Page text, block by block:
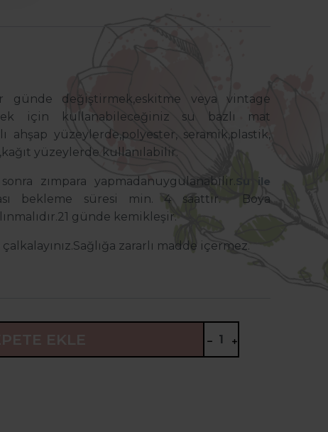
günde değiştirmek,eskitme veya vintage
için kullanabileceğiniz su bazlı mat
ahşap yüzeylerde,polyester, seramik,plastik,
yüzeylerde kullanılabilir.
zımpara yapmadanuygulanabilir. Su ile
bekleme süresi min. 4 saattir. Boya
21 günde kemikleşir.
Sağlığa zararlı madde içermez.